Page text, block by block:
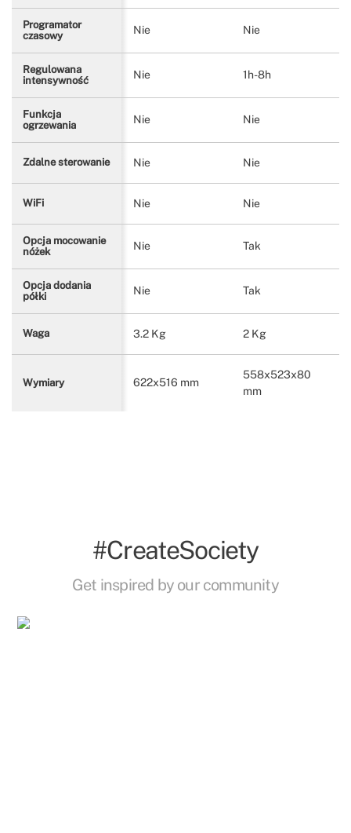
Programator
czasowy
Nie Nie
Regulowana
intensywność
Nie 1h-8h
Funkcja
ogrzewania
Nie Nie
Zdalne sterowanie Nie Nie
WiFi Nie Nie
Opcja mocowanie
nóżek
Nie Tak
Opcja dodania
półki
Nie Tak
Waga 3.2 Kg 2 Kg
Wymiary 622x516 mm
558x523x80
mm
#CreateSociety
Get inspired by our community